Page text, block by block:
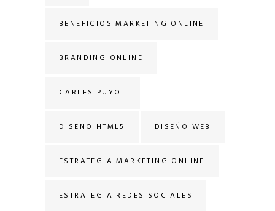
BENEFICIOS MARKETING ONLINE
BRANDING ONLINE
CARLES PUYOL
DISEÑO HTML5 DISEÑO WEB
ESTRATEGIA MARKETING ONLINE
ESTRATEGIA REDES SOCIALES